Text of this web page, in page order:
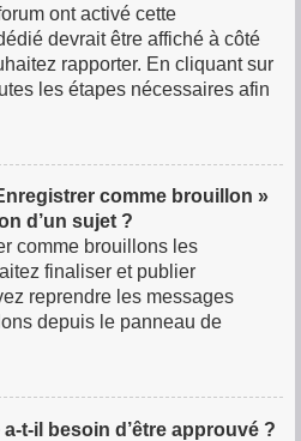
ont activé cette
devrait être affiché à côté
rapporter. En cliquant sur
les étapes nécessaires afin
comme brouillon »
d’un sujet ?
comme brouillons les
finaliser et publier
reprendre les messages
depuis le panneau de
t-il besoin d’être approuvé ?